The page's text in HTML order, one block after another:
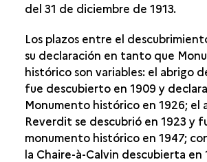
del 31 de diciembre de 1913.
Los plazos entre el
su declaración en tanto que
histórico son variables: el abrigo
fue descubierto en 1909 y
Monumento histórico en 1926; el
Reverdit se descubrió en 1923 y
monumento histórico en 1947;
la Chaire-à-Calvin descubierta en